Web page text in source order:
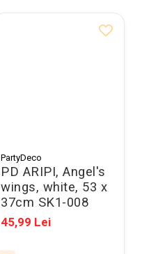
PartyDeco
PD ARIPI, Angel's
wings, white, 53 x
37cm SK1-008
45,99 Lei